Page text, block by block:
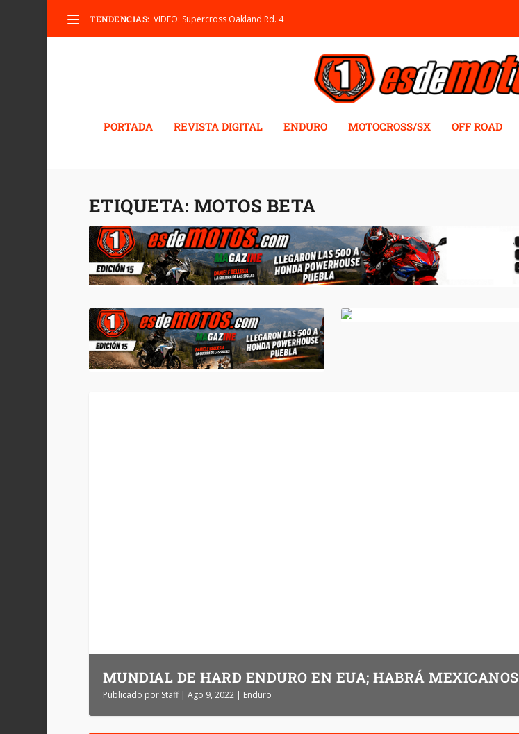
TENDENCIAS: VIDEO: Supercross Oakland Rd. 4
PORTADA REVISTA DIGITAL ENDURO MOTOCROSS/SX OFF ROAD
ETIQUETA: MOTOS BETA
MUNDIAL DE HARD ENDURO EN EUA; HABRÁ MEXICANOS
Publicado por Staff| Ago 9, 2022| Enduro